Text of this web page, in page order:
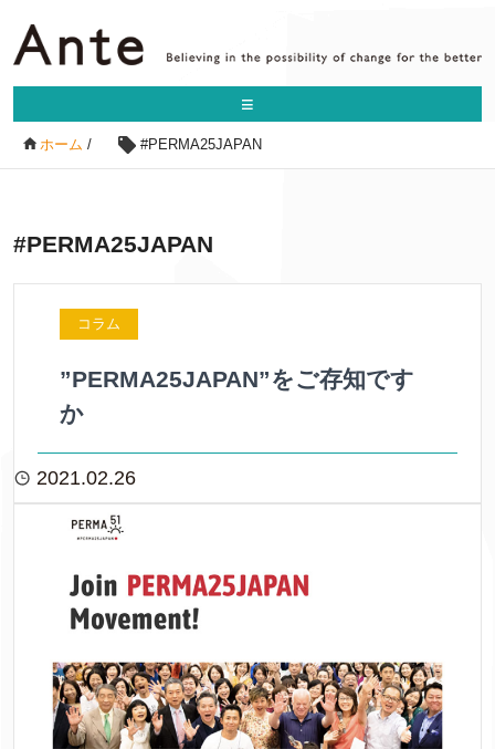
≡
ホーム / #PERMA25JAPAN
#PERMA25JAPAN
コラム
”PERMA25JAPAN”をご存知です
か
2021.02.26